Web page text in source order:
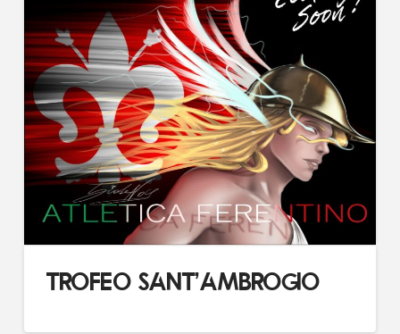
TROFEO SANT’AMBROGIO